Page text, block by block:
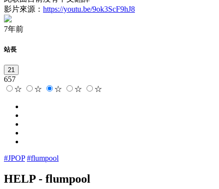
影片來源： https://youtu.be/9ok3ScF9hJ8
7年前
站長
21
657
☆
☆ ☆ ☆ ☆
#JPOP #flumpool
HELP - flumpool